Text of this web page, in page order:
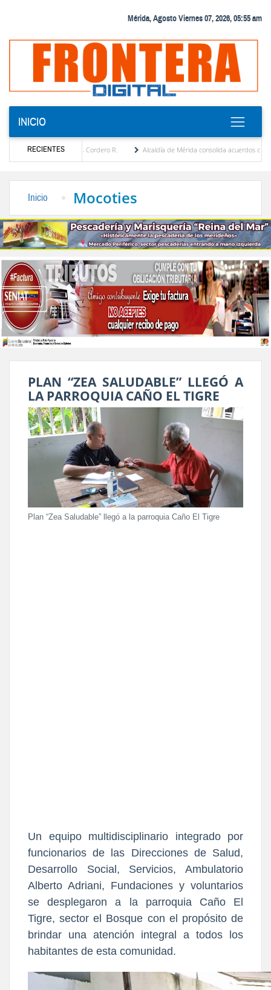
Mérida, Agosto Viernes 07, 2026, 05:55 am
INICIO
RECIENTES
Febres Cordero R.
Alcaldía de Mérida consolida acuerdos con adjudicatarios del
Inicio Mocoties
PLAN “ZEA SALUDABLE” LLEGÓ A
LA PARROQUIA CAÑO EL TIGRE
Plan “Zea Saludable” llegó a la parroquia Caño El Tigre
Un equipo multidisciplinario integrado por
funcionarios de las Direcciones de Salud,
Desarrollo Social, Servicios, Ambulatorio
Alberto Adriani, Fundaciones y voluntarios
se desplegaron a la parroquia Caño El
Tigre, sector el Bosque con el propósito de
brindar una atención integral a todos los
habitantes de esta comunidad.